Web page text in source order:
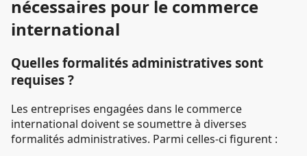
nécessaires pour le commerce
international
Quelles formalités administratives sont
requises ?
Les entreprises engagées dans le commerce
international doivent se soumettre à diverses
formalités administratives. Parmi celles-ci figurent :